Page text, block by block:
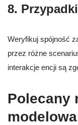
8.
Weryfikuj spójność
przez różne
interakcje encji są
Polecany